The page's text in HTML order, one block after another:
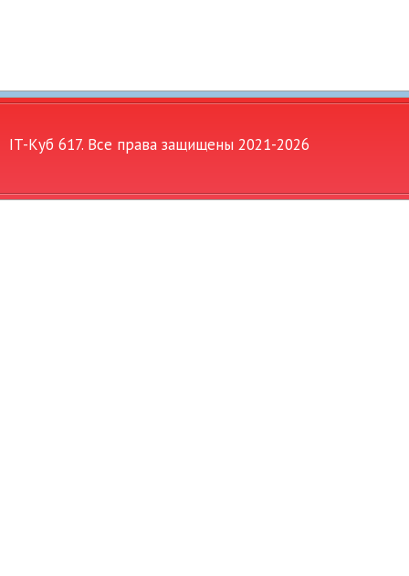
IT-Куб 617. Все права защищены 2021-2026